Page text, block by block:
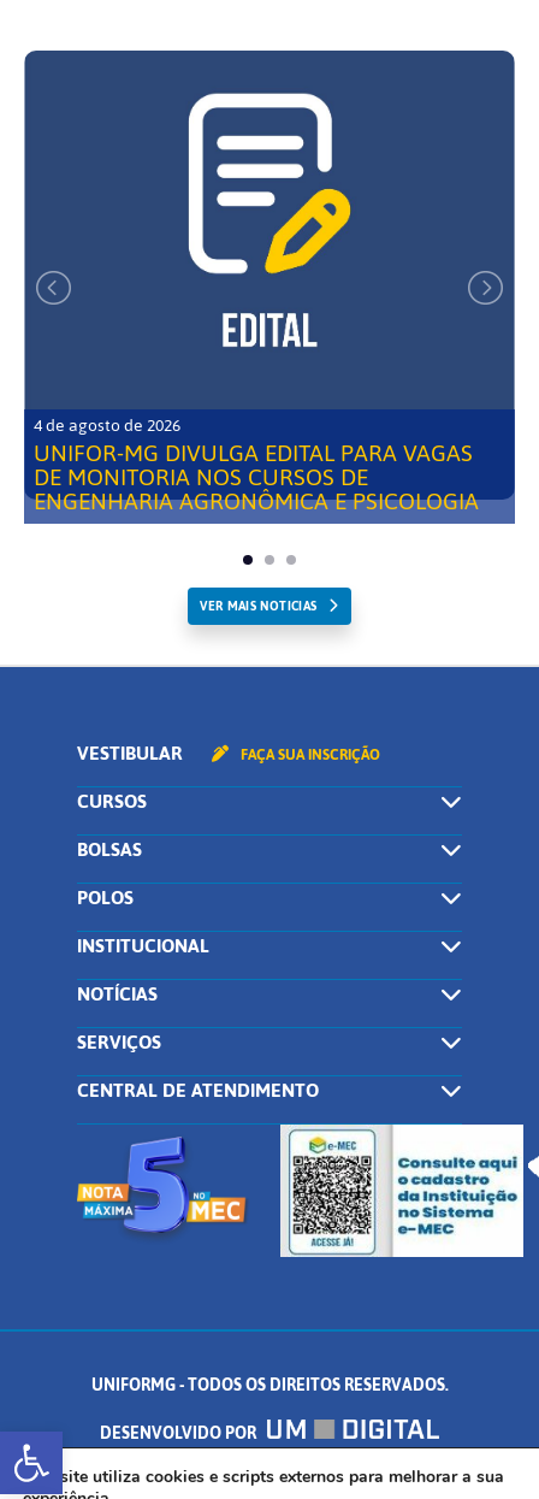
Abrir a barra de ferramentas
4 de agosto de 2026
UNIFOR-MG DIVULGA EDITAL PARA VAGAS
DE MONITORIA NOS CURSOS DE
ENGENHARIA AGRONÔMICA E PSICOLOGIA
VER MAIS NOTICIAS
VESTIBULAR FAÇA SUA INSCRIÇÃO
CURSOS
BOLSAS
POLOS
INSTITUCIONAL
NOTÍCIAS
SERVIÇOS
CENTRAL DE ATENDIMENTO
UNIFORMG - TODOS OS DIREITOS RESERVADOS.
DESENVOLVIDO POR
AV. DR. ARNALDO DE SENNA, 328 - PALMEIRAS, FORMIGA/MG - CEP:
Este site utiliza cookies e scripts externos para melhorar a sua